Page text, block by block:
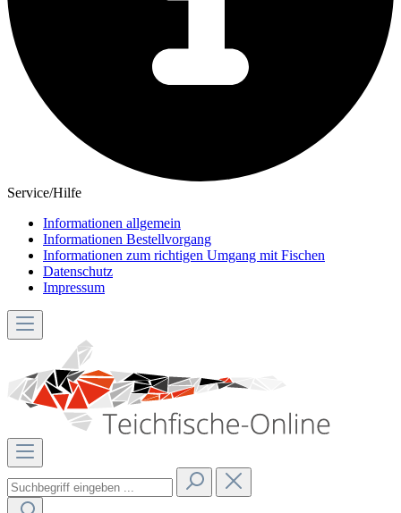
Service/Hilfe
Informationen allgemein
Informationen Bestellvorgang
Informationen zum richtigen Umgang mit Fischen
Datenschutz
Impressum